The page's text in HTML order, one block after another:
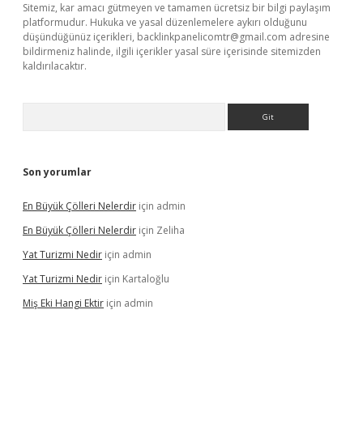
Sitemiz, kar amacı gütmeyen ve tamamen ücretsiz bir bilgi paylaşım
platformudur. Hukuka ve yasal düzenlemelere aykırı olduğunu
düşündüğünüz içerikleri, backlinkpanelicomtr@gmail.com adresine
bildirmeniz halinde, ilgili içerikler yasal süre içerisinde sitemizden
kaldırılacaktır.
Son yorumlar
En Büyük Çölleri Nelerdir için admin
En Büyük Çölleri Nelerdir için Zeliha
Yat Turizmi Nedir için admin
Yat Turizmi Nedir için Kartaloğlu
Miş Eki Hangi Ektir için admin